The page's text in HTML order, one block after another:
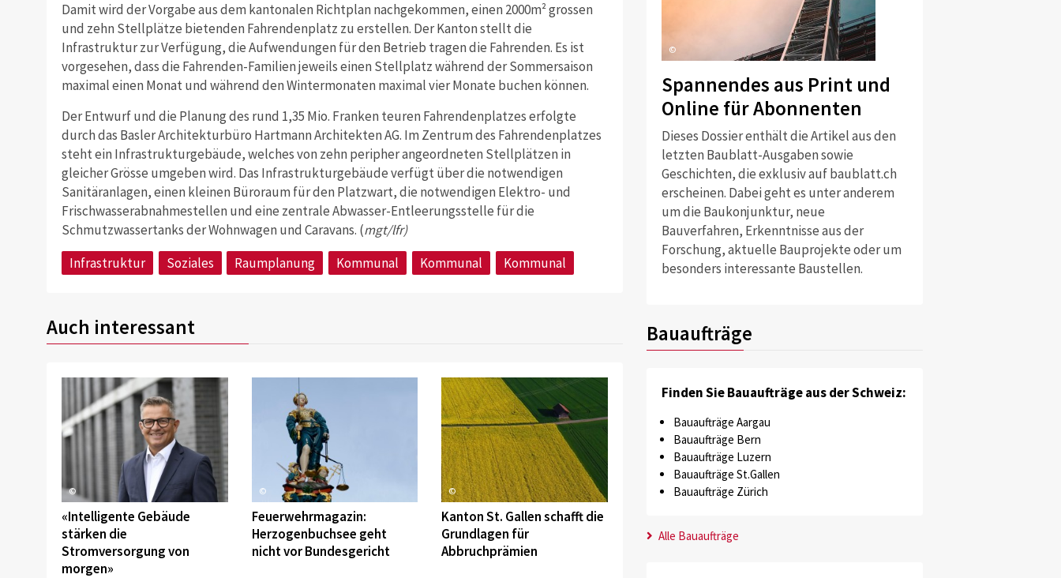
Damit wird der Vorgabe aus dem kantonalen Richtplan nachgekommen, einen 2000m² grossen
und zehn Stellplätze bietenden Fahrendenplatz zu erstellen. Der Kanton stellt die
Infrastruktur zur Verfügung, die Aufwendungen für den Betrieb tragen die Fahrenden. Es ist
vorgesehen, dass die Fahrenden-Familien jeweils einen Stellplatz während der Sommersaison
maximal einen Monat und während den Wintermonaten maximal vier Monate buchen können.
Der Entwurf und die Planung des rund 1,35 Mio. Franken teuren Fahrendenplatzes erfolgte
durch das Basler Architekturbüro Hartmann Architekten AG. Im Zentrum des Fahrendenplatzes
steht ein Infrastrukturgebäude, welches von zehn peripher angeordneten Stellplätzen in
gleicher Grösse umgeben wird. Das Infrastrukturgebäude verfügt über die notwendigen
Sanitäranlagen, einen kleinen Büroraum für den Platzwart, die notwendigen Elektro- und
Frischwasserabnahmestellen und eine zentrale Abwasser-Entleerungsstelle für die
Schmutzwassertanks der Wohnwagen und Caravans. (mgt/lfr)
Infrastruktur
Soziales Raumplanung Kommunal Kommunal Kommunal
Auch interessant
©
«Intelligente Gebäude
stärken die
Stromversorgung von
morgen»
©
Feuerwehrmagazin:
Herzogenbuchsee geht
nicht vor Bundesgericht
©
Kanton St. Gallen schafft die
Grundlagen für
Abbruchprämien
©
Spannendes aus Print und
Online für Abonnenten
Dieses Dossier enthält die Artikel aus den
letzten Baublatt-Ausgaben sowie
Geschichten, die exklusiv auf baublatt.ch
erscheinen. Dabei geht es unter anderem
um die Baukonjunktur, neue
Bauverfahren, Erkenntnisse aus der
Forschung, aktuelle Bauprojekte oder um
besonders interessante Baustellen.
Bauaufträge
Finden Sie Bauaufträge aus der Schweiz:
Bauaufträge Aargau
Bauaufträge Bern
Bauaufträge Luzern
Bauaufträge St.Gallen
Bauaufträge Zürich
Alle Bauaufträge